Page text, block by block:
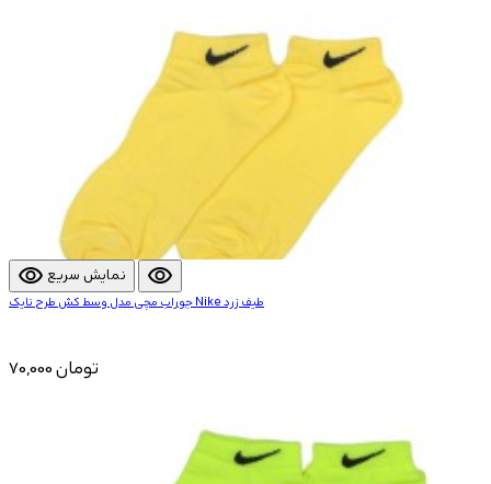
visibility نمایش سریع visibility
جوراب مچی مدل وسط کش طرح نایک Nike طیف زرد
70,000 تومان